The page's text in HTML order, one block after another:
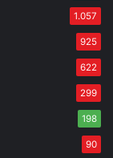
1.057
925
622
299
198
90